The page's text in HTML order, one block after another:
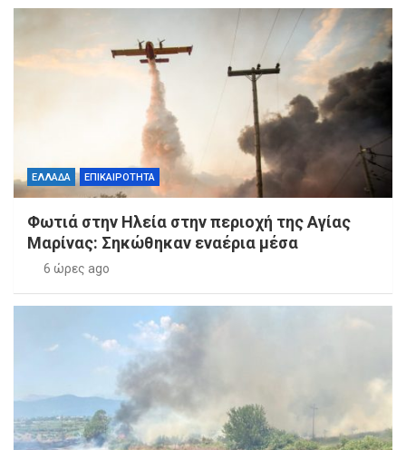
ΕΛΛΑΔΑ ΕΠΙΚΑΙΡΟΤΗΤΑ
Φωτιά στην Ηλεία στην περιοχή της Αγίας
Μαρίνας: Σηκώθηκαν εναέρια μέσα
6 ώρες ago